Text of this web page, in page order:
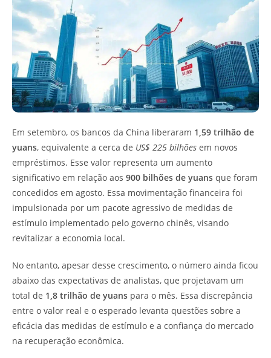
Em setembro, os bancos da China liberaram 1,59 trilhão de
yuans, equivalente a cerca de US$ 225 bilhões em novos
empréstimos. Esse valor representa um aumento
significativo em relação aos 900 bilhões de yuans que foram
concedidos em agosto. Essa movimentação financeira foi
impulsionada por um pacote agressivo de medidas de
estímulo implementado pelo governo chinês, visando
revitalizar a economia local.
No entanto, apesar desse crescimento, o número ainda ficou
abaixo das expectativas de analistas, que projetavam um
total de 1,8 trilhão de yuans para o mês. Essa discrepância
entre o valor real e o esperado levanta questões sobre a
eficácia das medidas de estímulo e a confiança do mercado
na recuperação econômica.